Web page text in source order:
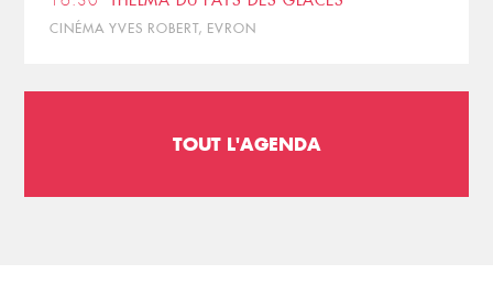
CINÉMA YVES ROBERT, EVRON
TOUT L'AGENDA